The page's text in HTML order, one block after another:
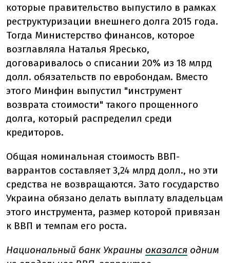
которые правительство выпустило в рамках
реструктуризации внешнего долга 2015 года.
Тогда Министерство финансов, которое
возглавляла Наталья Яресько,
договаривалось о списании 20% из 18 млрд
долл. обязательств по евробондам. Вместо
этого Минфин выпустил "инструмент
возврата стоимости" такого прощенного
долга, который распределил среди
кредиторов.
Общая номинальная стоимость ВВП-
варрантов составляет 3,24 млрд долл., но эти
средства не возвращаются. Зато государство
Украина обязано делать выплату владельцам
этого инструмента, размер которой привязан
к ВВП и темпам его роста.
Национальный банк Украины оказался одним